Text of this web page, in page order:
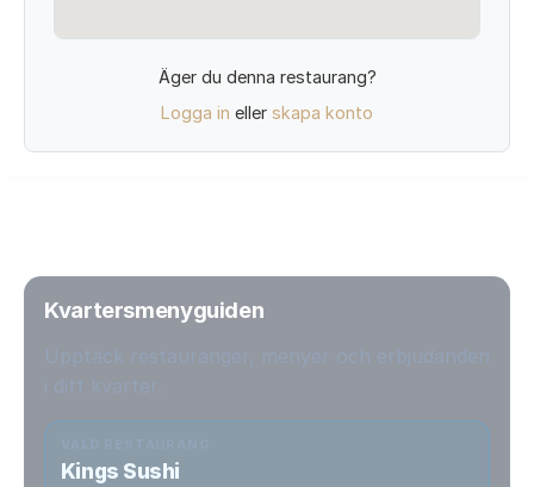
Äger du denna restaurang?
Logga in eller skapa konto
Kvartersmenyguiden
Kings Sushi